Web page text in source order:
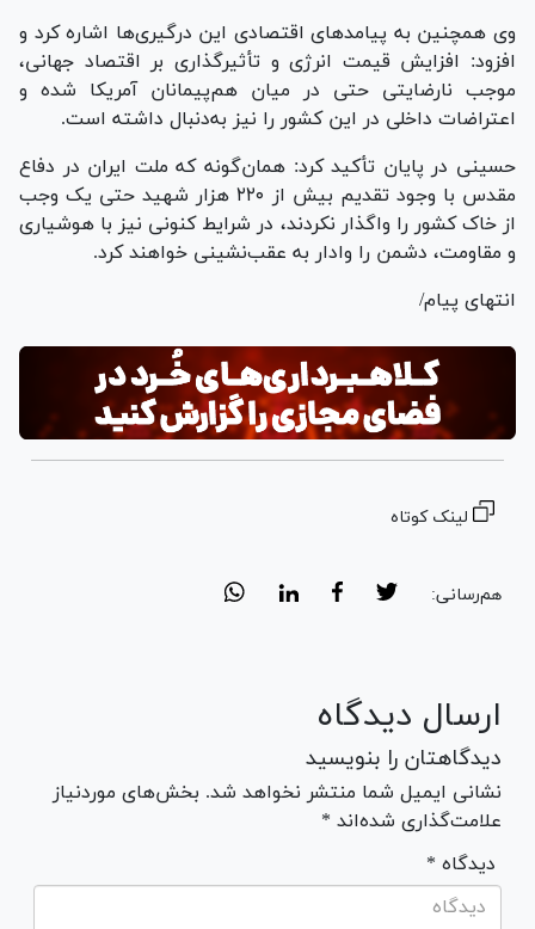
وی همچنین به پیامدهای اقتصادی این درگیری‌ها اشاره کرد و
افزود: افزایش قیمت انرژی و تأثیرگذاری بر اقتصاد جهانی،
موجب نارضایتی حتی در میان هم‌پیمانان آمریکا شده و
اعتراضات داخلی در این کشور را نیز به‌دنبال داشته است.
حسینی در پایان تأکید کرد: همان‌گونه که ملت ایران در دفاع
مقدس با وجود تقدیم بیش از ۲۲۰ هزار شهید حتی یک وجب
از خاک کشور را واگذار نکردند، در شرایط کنونی نیز با هوشیاری
و مقاومت، دشمن را وادار به عقب‌نشینی خواهند کرد.
انتهای پیام/
لینک کوتاه
هم‌رسانی:
ارسال دیدگاه
دیدگاهتان را بنویسید
نشانی ایمیل شما منتشر نخواهد شد. بخش‌های موردنیاز
علامت‌گذاری شده‌اند *
* دیدگاه